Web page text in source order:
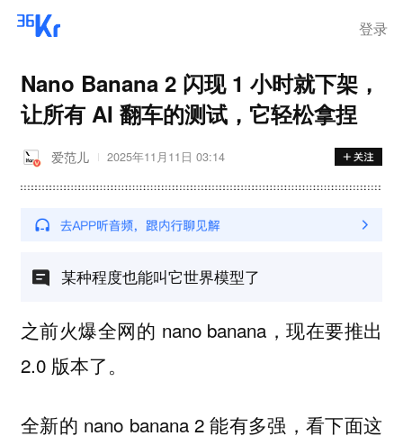
登录
Nano Banana 2 闪现 1 小时就下架，
让所有 AI 翻车的测试，它轻松拿捏
爱范儿 2025年11月11日 03:14
某种程度也能叫它世界模型了
之前火爆全网的 nano banana，现在要推出
2.0 版本了。
全新的 nano banana 2 能有多强，看下面这